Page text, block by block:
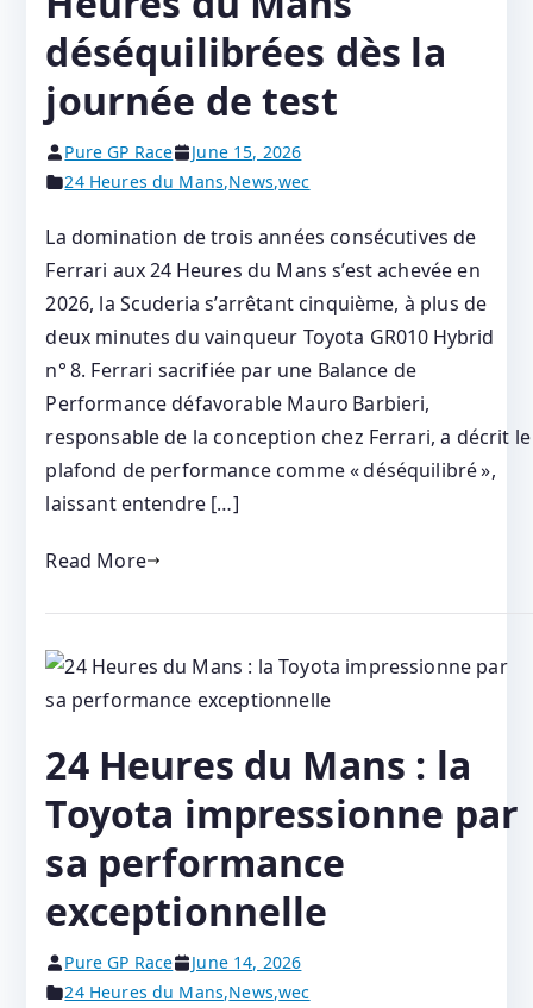
déséquilibrées dès la
journée de test
Pure GP Race
June 15, 2026
24 Heures du Mans,News,wec
La domination de trois années consécutives de
Ferrari aux 24 Heures du Mans s’est achevée en
2026, la Scuderia s’arrêtant cinquième, à plus de
deux minutes du vainqueur Toyota GR010 Hybrid
n° 8. Ferrari sacrifiée par une Balance de
Performance défavorable Mauro Barbieri,
responsable de la conception chez Ferrari, a décrit le
plafond de performance comme « déséquilibré »,
laissant entendre […]
Read More
24 Heures du Mans : la
Toyota impressionne par
sa performance
exceptionnelle
Pure GP Race
June 14, 2026
24 Heures du Mans,News,wec